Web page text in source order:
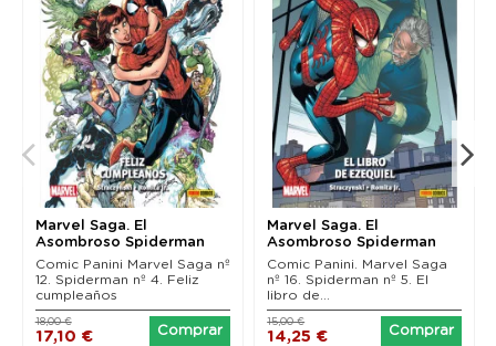
Marvel Saga. El
Asombroso Spiderman
04. Feliz cumpleaños
Comic Panini Marvel Saga nº
12. Spiderman nº 4. Feliz
cumpleaños
17,10 €
18,00 €
Comprar
Marvel Saga. El
Asombroso Spiderman
05. El libro de Ezequiel
Comic Panini. Marvel Saga
nº 16. Spiderman nº 5. El
libro de...
14,25 €
15,00 €
Comprar